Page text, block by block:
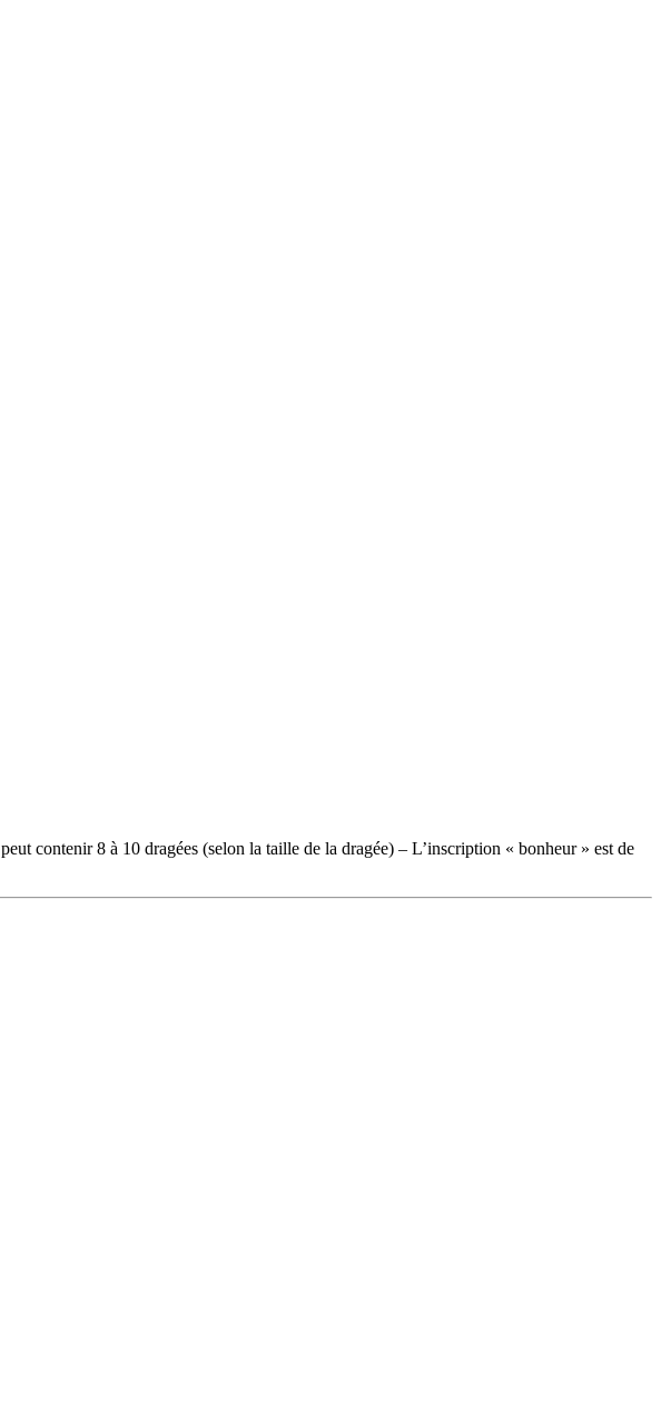
contenir 8 à 10 dragées (selon la taille de la dragée) – L’inscription « bonheur » est de